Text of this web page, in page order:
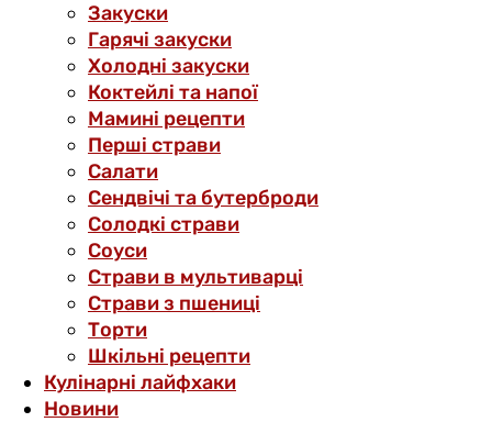
Закуски
Гарячі закуски
Холодні закуски
Коктейлі та напої
Мамині рецепти
Перші страви
Салати
Сендвічі та бутерброди
Солодкі страви
Соуси
Страви в мультиварці
Страви з пшениці
Торти
Шкільні рецепти
Кулінарні лайфхаки
Новини